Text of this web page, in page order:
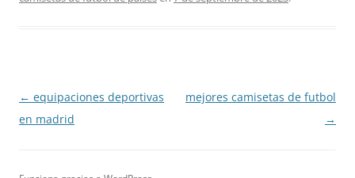
Navegación
de
← equipaciones deportivas
en madrid
mejores camisetas de futbol
→